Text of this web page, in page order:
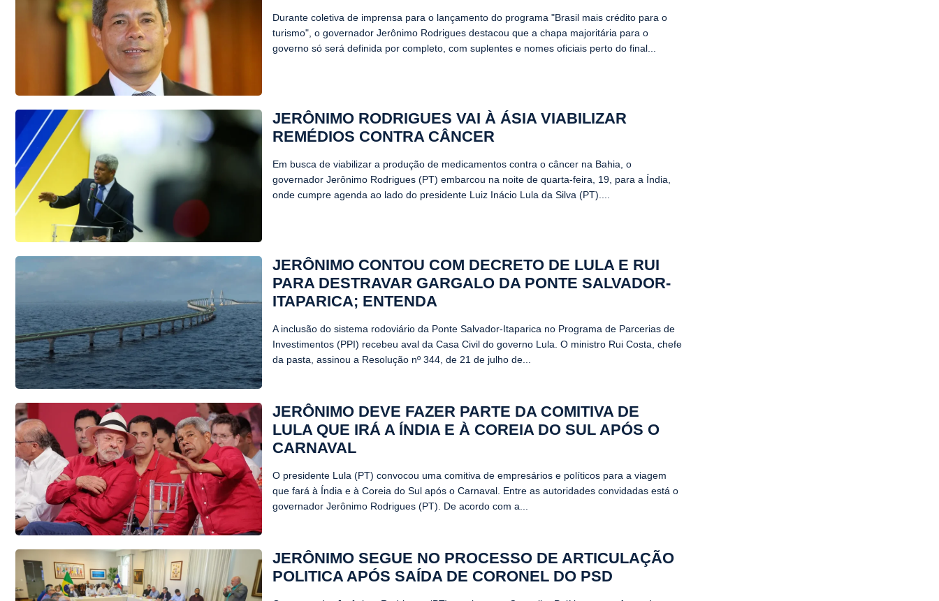
Durante coletiva de imprensa para o lançamento do programa "Brasil mais crédito para o
turismo", o governador Jerônimo Rodrigues destacou que a chapa majoritária para o
governo só será definida por completo, com suplentes e nomes oficiais perto do final...
JERÔNIMO RODRIGUES VAI À ÁSIA VIABILIZAR
REMÉDIOS CONTRA CÂNCER
Em busca de viabilizar a produção de medicamentos contra o câncer na Bahia, o
governador Jerônimo Rodrigues (PT) embarcou na noite de quarta-feira, 19, para a Índia,
onde cumpre agenda ao lado do presidente Luiz Inácio Lula da Silva (PT)....
JERÔNIMO CONTOU COM DECRETO DE LULA E RUI
PARA DESTRAVAR GARGALO DA PONTE SALVADOR-
ITAPARICA; ENTENDA
A inclusão do sistema rodoviário da Ponte Salvador-Itaparica no Programa de Parcerias de
Investimentos (PPI) recebeu aval da Casa Civil do governo Lula. O ministro Rui Costa, chefe
da pasta, assinou a Resolução nº 344, de 21 de julho de...
JERÔNIMO DEVE FAZER PARTE DA COMITIVA DE
LULA QUE IRÁ A ÍNDIA E À COREIA DO SUL APÓS O
CARNAVAL
O presidente Lula (PT) convocou uma comitiva de empresários e políticos para a viagem
que fará à Índia e à Coreia do Sul após o Carnaval. Entre as autoridades convidadas está o
governador Jerônimo Rodrigues (PT). De acordo com a...
JERÔNIMO SEGUE NO PROCESSO DE ARTICULAÇÃO
POLITICA APÓS SAÍDA DE CORONEL DO PSD